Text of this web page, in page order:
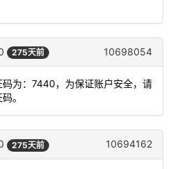
275天前 10698054
码为：7440，为保证账户安全，请
。
275天前 10694162